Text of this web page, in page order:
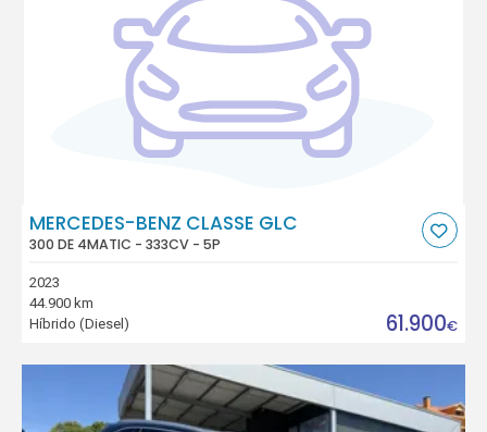
MERCEDES-BENZ CLASSE GLC
300 DE 4MATIC - 333CV - 5P
2023
44.900 km
Híbrido (Diesel)
61.900€